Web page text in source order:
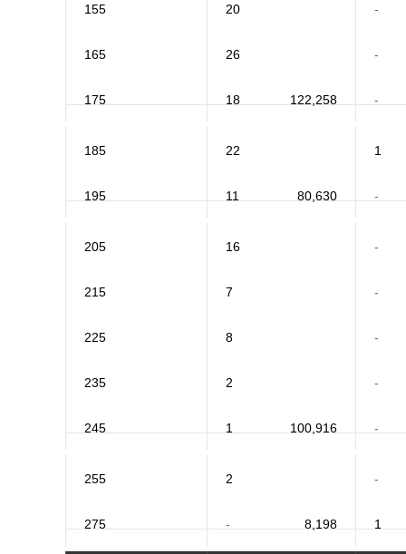
155 20 -
165 26 -
175 18 -
122,258
185 22 1
195 11 -
80,630
205 16 -
215 7 -
225 8 -
235 2 -
245 1 -
100,916
255 2 -
275 - 1
8,198